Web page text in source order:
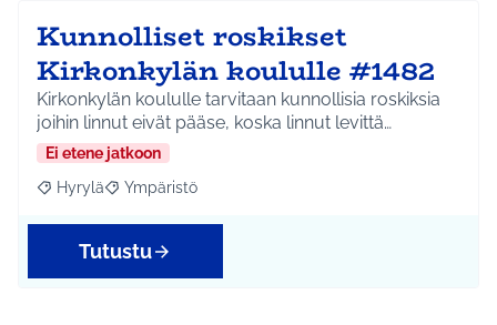
Kunnolliset roskikset
Kirkonkylän koululle #1482
Kirkonkylän koululle tarvitaan kunnollisia roskiksia
joihin linnut eivät pääse, koska linnut levittä…
Ei etene jatkoon
Rajaa tulokset aihepiirin mukaan: Hyrylä
Hyrylä Rajaa tulokset teeman mukaan: Ympäristö
Ympäristö
Tutustu